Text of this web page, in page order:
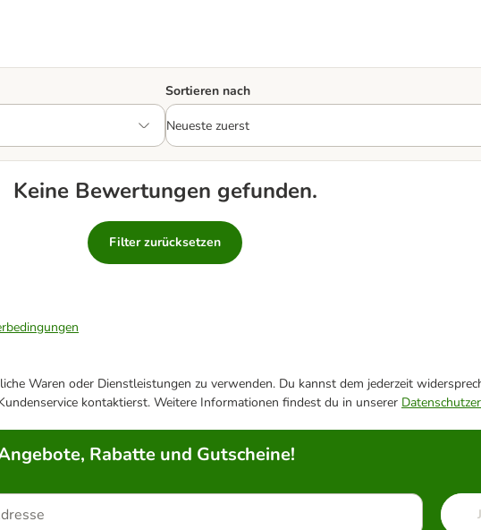
Sortieren nach
Keine Bewertungen gefunden.
Filter zurücksetzen
Waren oder Dienstleistungen zu verwenden. Du kannst dem jederzeit
kontaktierst. Weitere Informationen findest du in unserer
Rabatte und Gutscheine!